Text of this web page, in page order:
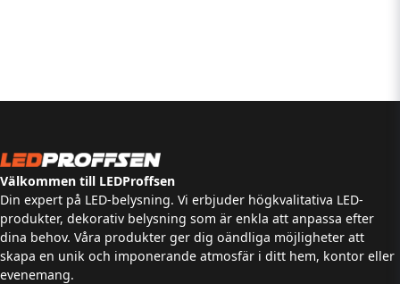
Välkommen till LEDProffsen
Din expert på LED-belysning. Vi erbjuder högkvalitativa LED-
produkter, dekorativ belysning som är enkla att anpassa efter
dina behov. Våra produkter ger dig oändliga möjligheter att
skapa en unik och imponerande atmosfär i ditt hem, kontor eller
evenemang.